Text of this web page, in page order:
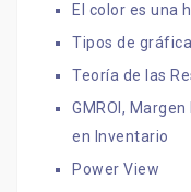
El color es una
Tipos de
Teoría de las
GMROI,
en Inventario
Power View